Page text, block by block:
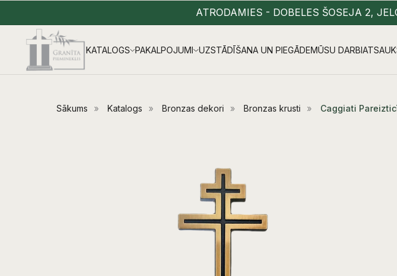
ATRODAMIES - DOBELES ŠOSEJA 2,
KATALOGS PAKALPOJUMI UZSTĀDĪŠANA UN PIEGĀDEMŪSU DARBI
Sākums » Katalogs » Bronzas dekori » Bronzas krusti » Caggiati